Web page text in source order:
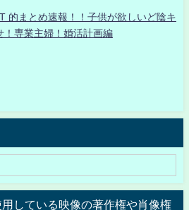
的まとめ速報！！子供が欲しいど陰キ
！専業主婦！婚活計画編
している映像の著作権や肖像権